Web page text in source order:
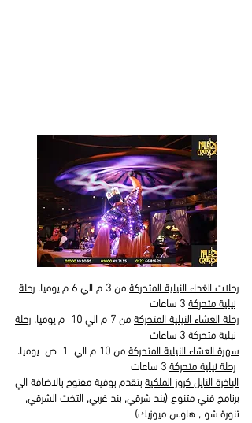
رحلات الغداء النيلية المتحركةمن 3 م الي 6 م يوميا.
رحلة
نيلية متحركة
رحلة العشاء النيلية المتحركةمن 7 م الي 10 م يوميا.
رحلة
نيلية متحركة
سهرة العشاء النيلية المتحركةمن 10 م الي 1 ص يوميا.
رحلة نيلية متحركة
الباخرة النايل كروز الملكيةبتقدم بوفية مفتوح بالاضافة الي
برنامج فني متنوع (بند شرقي, بند غربي, التخت الشرقي,
تنورة شو , هاوس ميوزيك)